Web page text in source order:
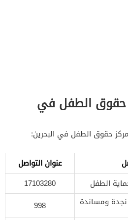
حقوق الطفل في
حقوق الطفل في البحرين:
عنوان التواصل
الطفل
17103280
ومساندة
998